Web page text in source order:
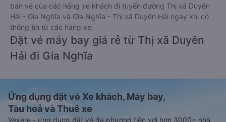
bán vé của các hãng xe khách đi tuyến đường Thị xã Duyên
Hải - Gia Nghĩa và Gia Nghĩa - Thị xã Duyên Hải ngay khi có
thông tin từ các hãng xe.
Đặt vé máy bay giá rẻ từ Thị xã Duyên
Hải đi Gia Nghĩa
Ứng dụng đặt vé Xe khách, Máy bay,
Tàu hoả và Thuê xe
Vexere - ứng dụng đặt vé đa phương tiện với hơn 3000+ nhà